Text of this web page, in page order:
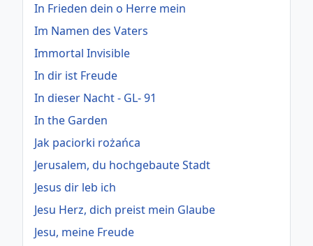
In Frieden dein o Herre mein
Im Namen des Vaters
Immortal Invisible
In dir ist Freude
In dieser Nacht - GL- 91
In the Garden
Jak paciorki rożańca
Jerusalem, du hochgebaute Stadt
Jesus dir leb ich
Jesu Herz, dich preist mein Glaube
Jesu, meine Freude